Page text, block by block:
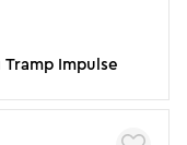
Tramp Impulse